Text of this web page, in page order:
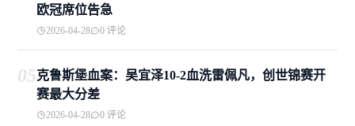
欧冠席位告急
2026-04-28 0 评论
05克鲁斯堡血案：吴宜泽10-2血洗雷佩凡，创世锦赛开
赛最大分差
2026-04-28 0 评论